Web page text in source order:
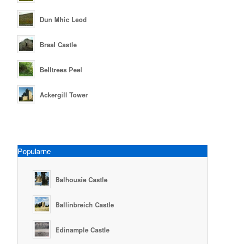
Dun Mhic Leod
Braal Castle
Belltrees Peel
Ackergill Tower
Popularne
Balhousie Castle
Ballinbreich Castle
Edinample Castle